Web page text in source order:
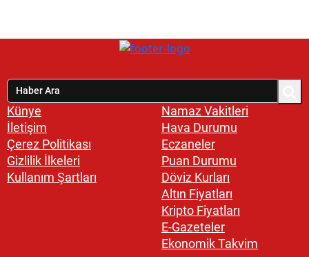
Künye
İletişim
Çerez Politikası
Gizlilik İlkeleri
Kullanım Şartları
Namaz Vakitleri
Hava Durumu
Eczaneler
Puan Durumu
Döviz Kurları
Altın Fiyatları
Kripto Fiyatları
E-Gazeteler
Ekonomik Takvim